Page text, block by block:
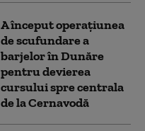
A început operațiunea
de scufundare a
barjelor în Dunăre
pentru devierea
cursului spre centrala
de la Cernavodă